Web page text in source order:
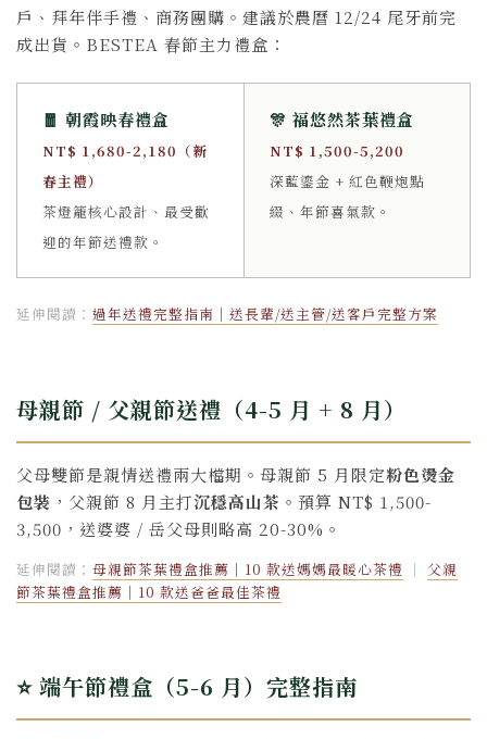
戶、拜年伴手禮、商務團購。建議於農曆 12/24 尾牙前完
成出貨。BESTEA 春節主力禮盒：
🧧 朝霞映春禮盒
NT$ 1,680-2,180（新
春主禮）
茶燈籠核心設計、最受歡
迎的年節送禮款。
🎊 福悠然茶葉禮盒
NT$ 1,500-5,200
深藍鎏金 + 紅色鞭炮點
綴、年節喜氣款。
延伸閱讀： 過年送禮完整指南｜送長輩/送主管/送客戶完整方案
母親節 / 父親節送禮（4-5 月 + 8 月）
父母雙節是親情送禮兩大檔期。母親節 5 月限定粉色燙金
包裝 ，父親節 8 月主打沉穩高山茶 。預算 NT$ 1,500-
3,500，送婆婆 / 岳父母則略高 20-30%。
延伸閱讀： 母親節茶葉禮盒推薦｜10 款送媽媽最暖心茶禮 ｜ 父親
節茶葉禮盒推薦｜10 款送爸爸最佳茶禮
⭐ 端午節禮盒（5-6 月）完整指南